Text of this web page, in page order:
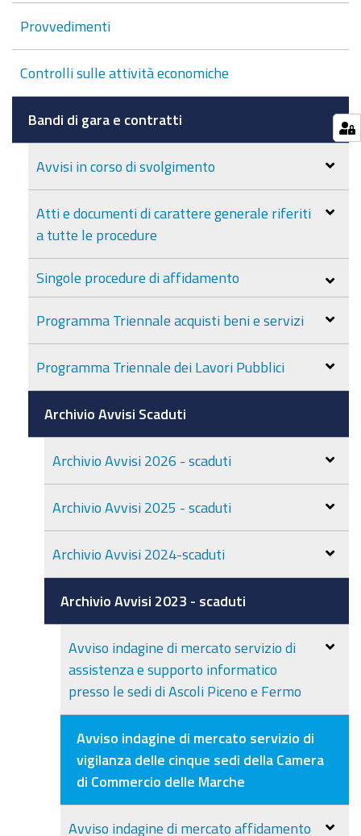
Provvedimenti
Controlli sulle attività economiche
Bandi di gara e contratti
Avvisi in corso di svolgimento
Atti e documenti di carattere generale riferiti
a tutte le procedure
Singole procedure di affidamento
Programma Triennale acquisti beni e servizi
Programma Triennale dei Lavori Pubblici
Archivio Avvisi Scaduti
Archivio Avvisi 2026 - scaduti
Archivio Avvisi 2025 - scaduti
Archivio Avvisi 2024-scaduti
Archivio Avvisi 2023 - scaduti
Avviso indagine di mercato servizio di
assistenza e supporto informatico
presso le sedi di Ascoli Piceno e Fermo
Avviso indagine di mercato servizio di
vigilanza delle cinque sedi della Camera
di Commercio delle Marche
Avviso indagine di mercato affidamento